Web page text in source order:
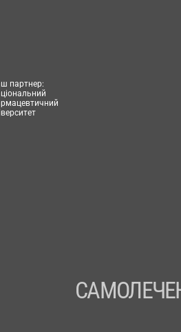
партнер: